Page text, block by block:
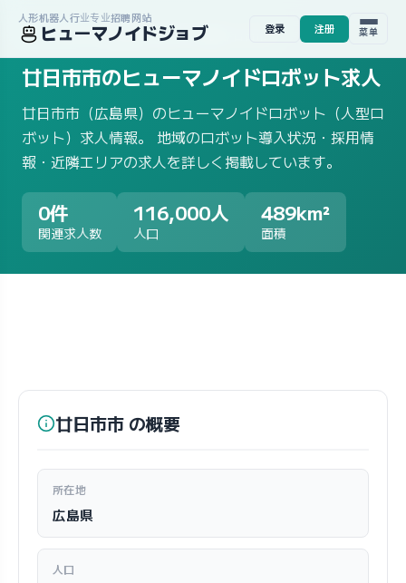
人形机器人行业专业招聘网站
ヒューマノイドジョブ 登录 注册 菜单
ホーム /求人一覧/地域から探す/ 広島県 廿日市市
廿日市市のヒューマノイドロボット求人
廿日市市（広島県）のヒューマノイドロボット（人型ロ
ボット）求人情報。 地域のロボット導入状況・採用情
報・近隣エリアの求人を詳しく掲載しています。
0件
関連求人数
116,000人
人口
489km²
面積
廿日市市 の概要
所在地
広島県
人口